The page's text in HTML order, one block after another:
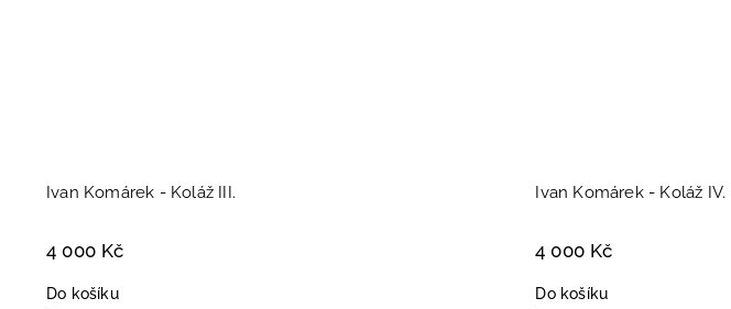
Ivan Komárek - Koláž III.
4 000 Kč
Do košíku
Ivan Komárek - Koláž IV.
4 000 Kč
Do košíku